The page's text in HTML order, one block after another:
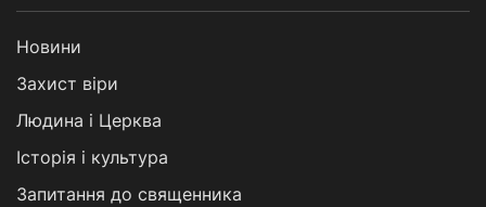
Новини
Захист віри
Людина і Церква
Історія і культура
Запитання до священника